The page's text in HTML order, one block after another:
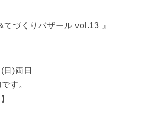
てづくりバザール vol.13 』
)両日
す。